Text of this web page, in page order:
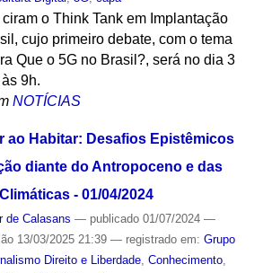
ciram o Think Tank em Implantação
cujo primeiro debate, com o tema
Que o 5G no Brasil?, será no dia 3
9h.
NOTÍCIAS
ao Habitar: Desafios Epistêmicos
diante do Antropoceno e das
- 01/04/2024
de Calasans — publicado01/07/2024 —
13/03/2025 21:39 — registrado em: Grupo
Direito e Liberdade, Conhecimento,